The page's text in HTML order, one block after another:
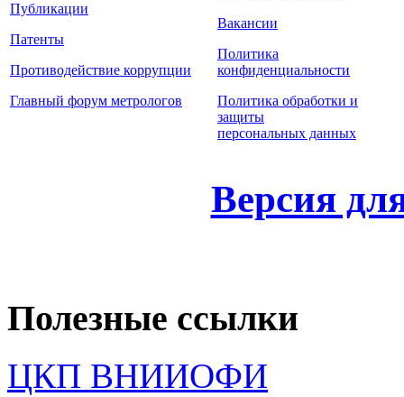
Публикации
Патенты
Противодействие коррупции
Главный форум метрологов
Вакансии
Политика
конфиденциальности
Политика обработки и
защиты
персональных данных
Версия
Полезные ссылки
ЦКП ВНИИОФИ